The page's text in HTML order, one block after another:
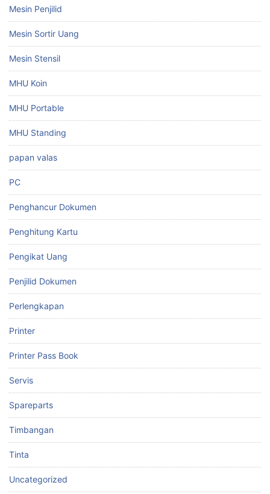
Mesin Penjilid
Mesin Sortir Uang
Mesin Stensil
MHU Koin
MHU Portable
MHU Standing
papan valas
PC
Penghancur Dokumen
Penghitung Kartu
Pengikat Uang
Penjilid Dokumen
Perlengkapan
Printer
Printer Pass Book
Servis
Spareparts
Timbangan
Tinta
Uncategorized